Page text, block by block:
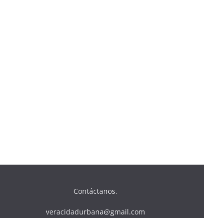
Contáctanos.
veracidadurbana@gmail.com